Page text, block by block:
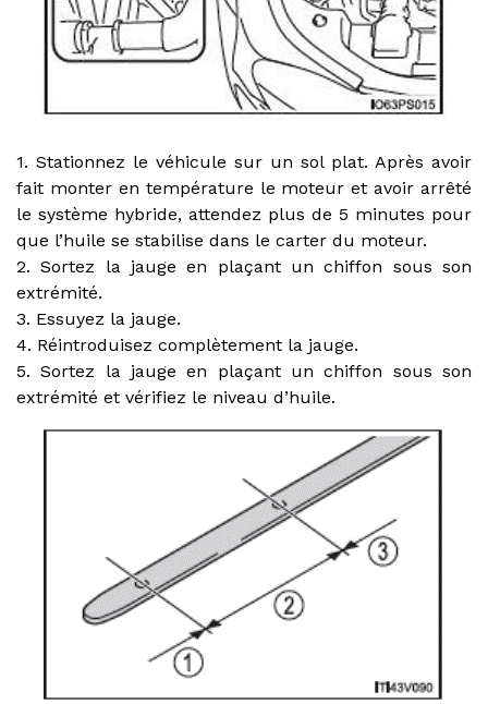
1. Stationnez le véhicule sur un sol plat. Après avoir
fait monter en température le moteur et avoir arrêté
le système hybride, attendez plus de 5 minutes pour
que l’huile se stabilise dans le carter du moteur.
2. Sortez la jauge en plaçant un chiffon sous son
extrémité.
3. Essuyez la jauge.
4. Réintroduisez complètement la jauge.
5. Sortez la jauge en plaçant un chiffon sous son
extrémité et vérifiez le niveau d’huile.